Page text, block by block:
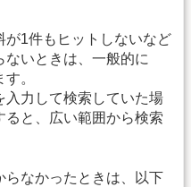
が1件もヒットしないなど
いときは、一般的に
。
入力して検索していた場
と、広い範囲から検索
らなかったときは、以下